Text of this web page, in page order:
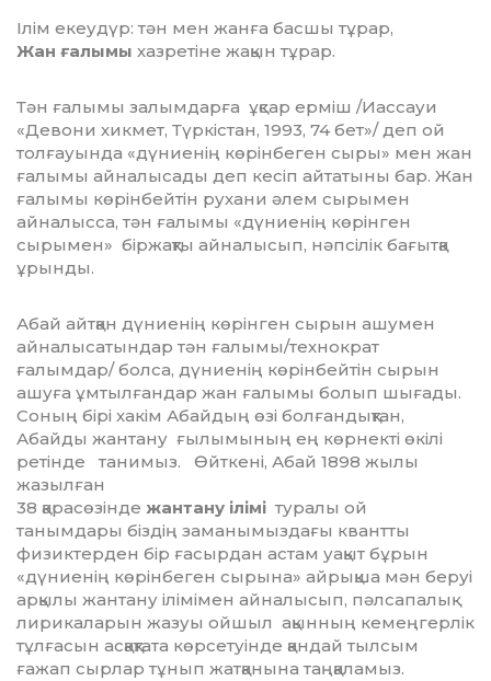
Ілім екеудүр: тән мен жанға басшы тұрар,
Жан ғалымы хазретіне жақын тұрар.
Тән ғалымы залымдарға ұқсар ерміш /Иассауи
«Девони хикмет, Түркістан, 1993, 74 бет»/ деп ой
толғауында «дүниенің көрінбеген сыры» мен жан
ғалымы айналысады деп кесіп айтатыны бар. Жан
ғалымы көрінбейтін рухани әлем сырымен
айналысса, тән ғалымы «дүниенің көрінген
сырымен» біржақты айналысып, нәпсілік бағытқа
ұрынды.
Абай айтқан дүниенің көрінген сырын ашумен
айналысатындар тән ғалымы/технократ
ғалымдар/ болса, дүниенің көрінбейтін сырын
ашуға ұмтылғандар жан ғалымы болып шығады.
Соның бірі хакім Абайдың өзі болғандықтан,
Абайды жантану ғылымының ең көрнекті өкілі
ретінде танимыз. Өйткені, Абай 1898 жылы
жазылған
38 қарасөзінде жантану ілімі туралы ой
танымдары біздің заманымыздағы квантты
физиктерден бір ғасырдан астам уақыт бұрын
«дүниенің көрінбеген сырына» айрықша мән беруі
арқылы жантану ілімімен айналысып, пәлсапа­лық
лирикаларын жазуы ойшыл ақынның кемеңгерлік
тұлғасын асқақтата көрсетуінде қандай тылсым
ғажап сырлар тұнып жатқанына таңқаламыз.